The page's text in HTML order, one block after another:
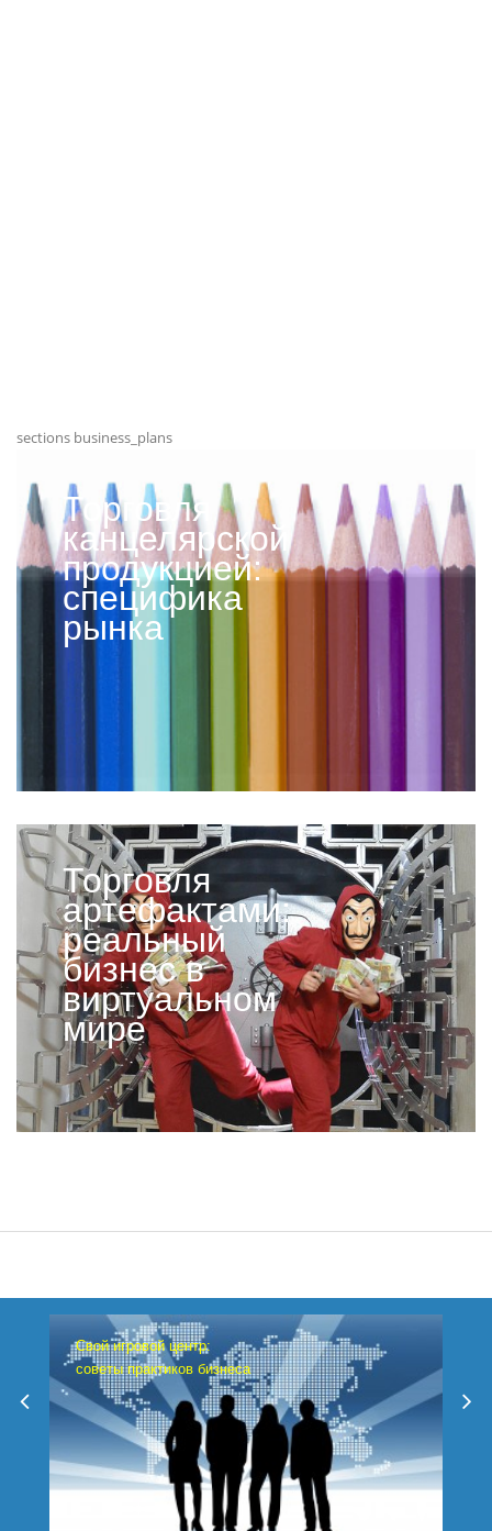
sections business_plans
Торговля
канцелярской
продукцией:
специфика
рынка
Торговля
артефактами:
реальный
бизнес в
виртуальном
мире
Свой игровой центр:
советы практиков бизнеса